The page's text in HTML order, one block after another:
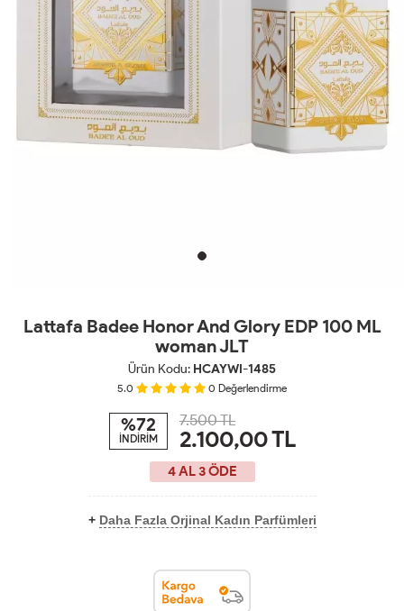
Lattafa Badee Honor And Glory EDP 100 ML
woman JLT
Ürün Kodu: HCAYWI-1485
5.0 0 Değerlendirme
%72
İNDİRİM
7.500 TL
2.100,00TL
4 AL 3 ÖDE
+ Daha Fazla Orjinal Kadın Parfümleri